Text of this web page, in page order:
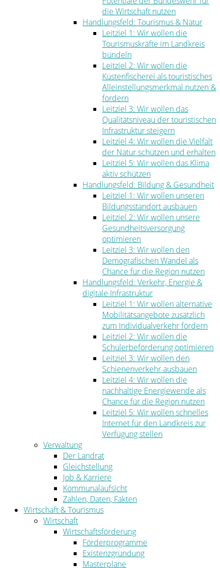
die Wirtschaft nutzen
Handlungsfeld: Tourismus & Natur
Leitziel 1: Wir wollen die
Tourismuskräfte im Landkreis
bündeln
Leitziel 2: Wir wollen die
Küstenfischerei als touristisches
Alleinstellungsmerkmal nutzen &
fördern
Leitziel 3: Wir wollen das
Qualitätsniveau der touristischen
Infrastruktur steigern
Leitziel 4: Wir wollen die Vielfalt
der Natur schützen und erhalten
Leitziel 5: Wir wollen das Klima
aktiv schützen
Handlungsfeld: Bildung & Gesundheit
Leitziel 1: Wir wollen unseren
Bildungsstandort ausbauen
Leitziel 2: Wir wollen unsere
Gesundheitsversorgung
optimieren
Leitziel 3: Wir wollen den
Demografischen Wandel als
Chance für die Region nutzen
Handlungsfeld: Verkehr, Energie &
digitale Infrastruktur
Leitziel 1: Wir wollen alternative
Mobilitätsangebote zusätzlich
zum Individualverkehr fördern
Leitziel 2: Wir wollen die
Schülerbeförderung optimieren
Leitziel 3: Wir wollen den
Schienenverkehr ausbauen
Leitziel 4: Wir wollen die
nachhaltige Energiewende als
Chance für die Region nutzen
Leitziel 5: Wir wollen schnelles
Internet für den Landkreis zur
Verfügung stellen
Verwaltung
Der Landrat
Gleichstellung
Job & Karriere
Kommunalaufsicht
Zahlen, Daten, Fakten
Wirtschaft & Tourismus
Wirtschaft
Wirtschaftsförderung
Förderprogramme
Existenzgründung
Masterpläne